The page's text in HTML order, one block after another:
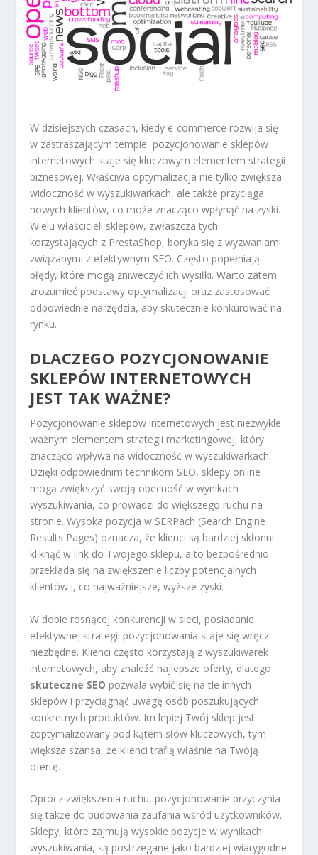
W dzisiejszych czasach, kiedy e-commerce rozwija się
w zastraszającym tempie, pozycjonowanie sklepów
internetowych staje się kluczowym elementem strategii
biznesowej. Właściwa optymalizacja nie tylko zwiększa
widoczność w wyszukiwarkach, ale także przyciąga
nowych klientów, co może znacząco wpłynąć na zyski.
Wielu właścicieli sklepów, zwłaszcza tych
korzystających z PrestaShop, boryka się z wyzwaniami
związanymi z efektywnym SEO. Często popełniają
błędy, które mogą zniweczyć ich wysiłki. Warto zatem
zrozumieć podstawy optymalizacji oraz zastosować
odpowiednie narzędzia, aby skutecznie konkurować na
rynku.
DLACZEGO POZYCJONOWANIE
SKLEPÓW INTERNETOWYCH
JEST TAK WAŻNE?
Pozycjonowanie sklepów internetowych jest niezwykle
ważnym elementem strategii marketingowej, który
znacząco wpływa na widoczność w wyszukiwarkach.
Dzięki odpowiednim technikom SEO, sklepy online
mogą zwiększyć swoją obecność w wynikach
wyszukiwania, co prowadzi do większego ruchu na
stronie. Wysoka pozycja w SERPach (Search Engine
Results Pages) oznacza, że klienci są bardziej skłonni
kliknąć w link do Twojego sklepu, a to bezpośrednio
przekłada się na zwiększenie liczby potencjalnych
klientów i, co najważniejsze, wyższe zyski.
W dobie rosnącej konkurencji w sieci, posiadanie
efektywnej strategii pozycjonowania staje się wręcz
niezbędne. Klienci często korzystają z wyszukiwarek
internetowych, aby znaleźć najlepsze oferty, dlatego
skuteczne SEO pozwala wybić się na tle innych
sklepów i przyciągnąć uwagę osób poszukujących
konkretnych produktów. Im lepiej Twój sklep jest
zoptymalizowany pod kątem słów kluczowych, tym
większa szansa, że klienci trafią właśnie na Twoją
ofertę.
Oprócz zwiększenia ruchu, pozycjonowanie przyczynia
się także do budowania zaufania wśród użytkowników.
Sklepy, które zajmują wysokie pozycje w wynikach
wyszukiwania, są postrzegane jako bardziej wiarygodne